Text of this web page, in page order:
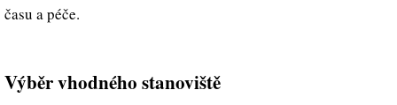
času a péče.
Výběr vhodného stanoviště